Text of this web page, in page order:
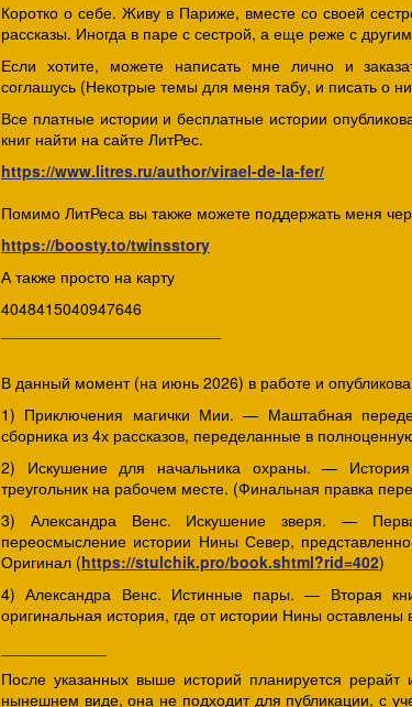
Коротко о себе. Живу в Париже, вместе со своей
рассказы. Иногда в паре с сестрой, а еще реже с
Если хотите, можете написать мне лично и
соглашусь (Некотрые темы для меня табу, и писать о
Все платные истории и бесплатные истории
книг найти на сайте ЛитРес.
https://www.litres.ru/author/virael-de-la-fer/
Помимо ЛитРеса вы также можете поддержать меня
https://boosty.to/twinsstory
А также просто на карту
4048415040947646
В данный момент (на июнь 2026) в работе и
1) Приключения магички Мии. — Маштабная
сборника из 4х рассказов, переделанные в
2) Искушение для начальника охраны. —
треугольник на рабочем месте. (Финальная правка
3) Александра Венс. Искушение зверя. —
переосмысление истории Нины Север,
Оригинал (https://stulchik.pro/book.shtml?rid=402)
4) Александра Венс. Истинные пары. — Вторая
оригинальная история, где от истории Нины
После указанных выше историй планируется рерайт
нынешнем виде, она не подходит для публикации, с